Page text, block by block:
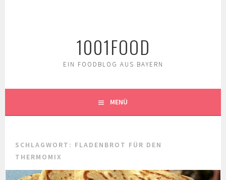
1001FOOD
EIN FOODBLOG AUS BAYERN
MENÜ
SCHLAGWORT: FLADENBROT FÜR DEN
THERMOMIX